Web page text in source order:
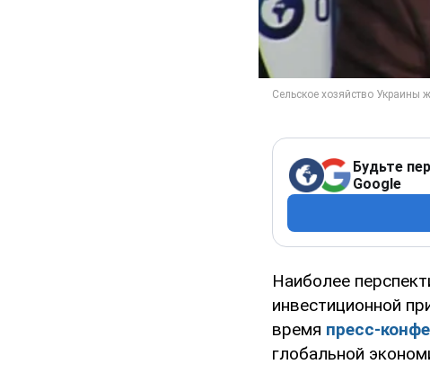
Будьте
Google
Наиболее
инвестиционной
время пресс-
глобальной